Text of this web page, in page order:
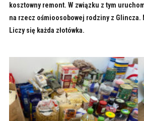
kosztowny remont. W związku z tym
na rzecz ośmioosobowej rodziny z Glincza.
Liczy się każda złotówka.